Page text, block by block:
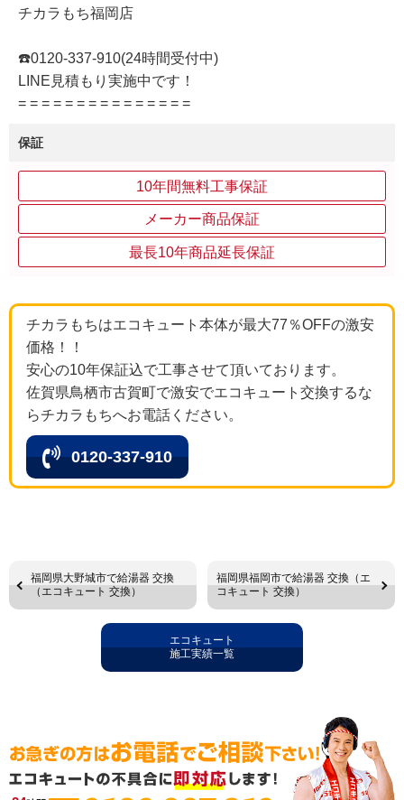
チカラもち福岡店
☎️0120-337-910(24時間受付中)
LINE見積もり実施中です！
= = = = = = = = = = = = = = =
保証
10年間無料工事保証
メーカー商品保証
最長10年商品延長保証
チカラもちはエコキュート本体が最大77％OFFの激安
価格！！
安心の10年保証込で工事させて頂いております。
佐賀県鳥栖市古賀町で激安でエコキュート交換するな
らチカラもちへお電話ください。
0120-337-910
福岡県大野城市で給湯器 交換
（エコキュート 交換）
福岡県福岡市で給湯器 交換（エ
コキュート 交換）
エコキュート
施工実績一覧